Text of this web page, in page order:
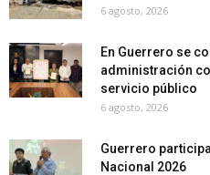
6 agosto, 2026
En Guerrero se
administración
servicio público
6 agosto, 2026
Guerrero
Nacional 2026